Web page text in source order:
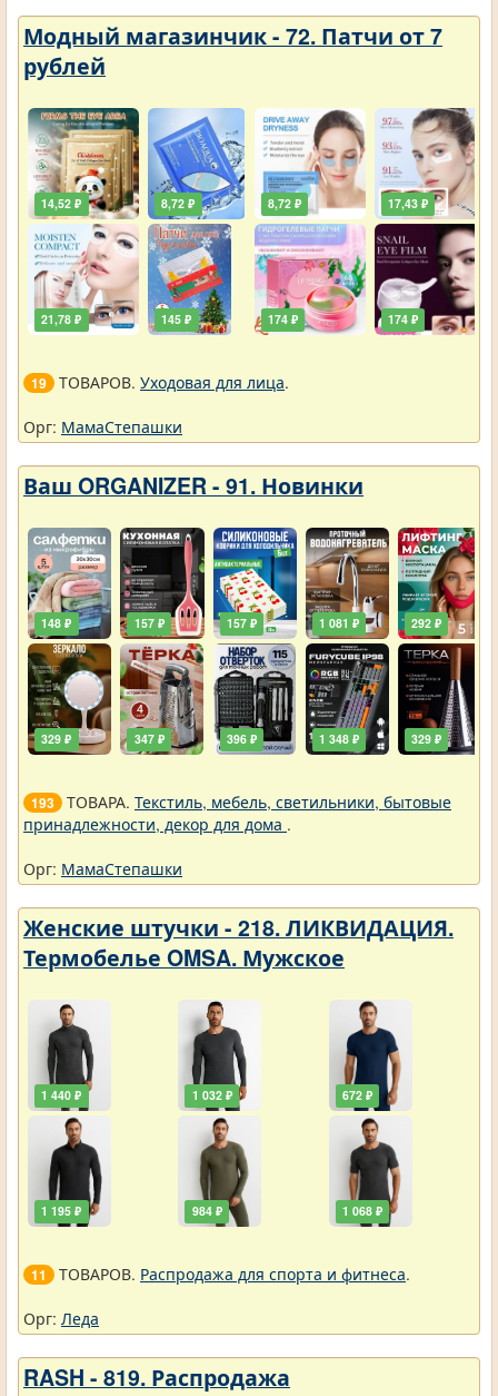
Модный магазинчик - 72. Патчи от 7
рублей
14,52 ₽
21,78 ₽
8,72 ₽
145 ₽
8,72 ₽
174 ₽
17,43 ₽
174 ₽
19 ТОВАРОВ. Уходовая для лица.
Орг: МамаСтепашки
Ваш ORGANIZER - 91. Новинки
148 ₽
329 ₽
157 ₽
347 ₽
157 ₽
396 ₽
1 081 ₽
1 348 ₽
292 ₽
329 ₽
193 ТОВАРА. Текстиль, мебель, светильники, бытовые
принадлежности, декор для дома .
Орг: МамаСтепашки
Женские штучки - 218. ЛИКВИДАЦИЯ.
Термобелье OMSA. Мужское
1 440 ₽
1 195 ₽
1 032 ₽
984 ₽
672 ₽
1 068 ₽
11 ТОВАРОВ. Распродажа для спорта и фитнеса.
Орг: Леда
RASH - 819. Распродажа